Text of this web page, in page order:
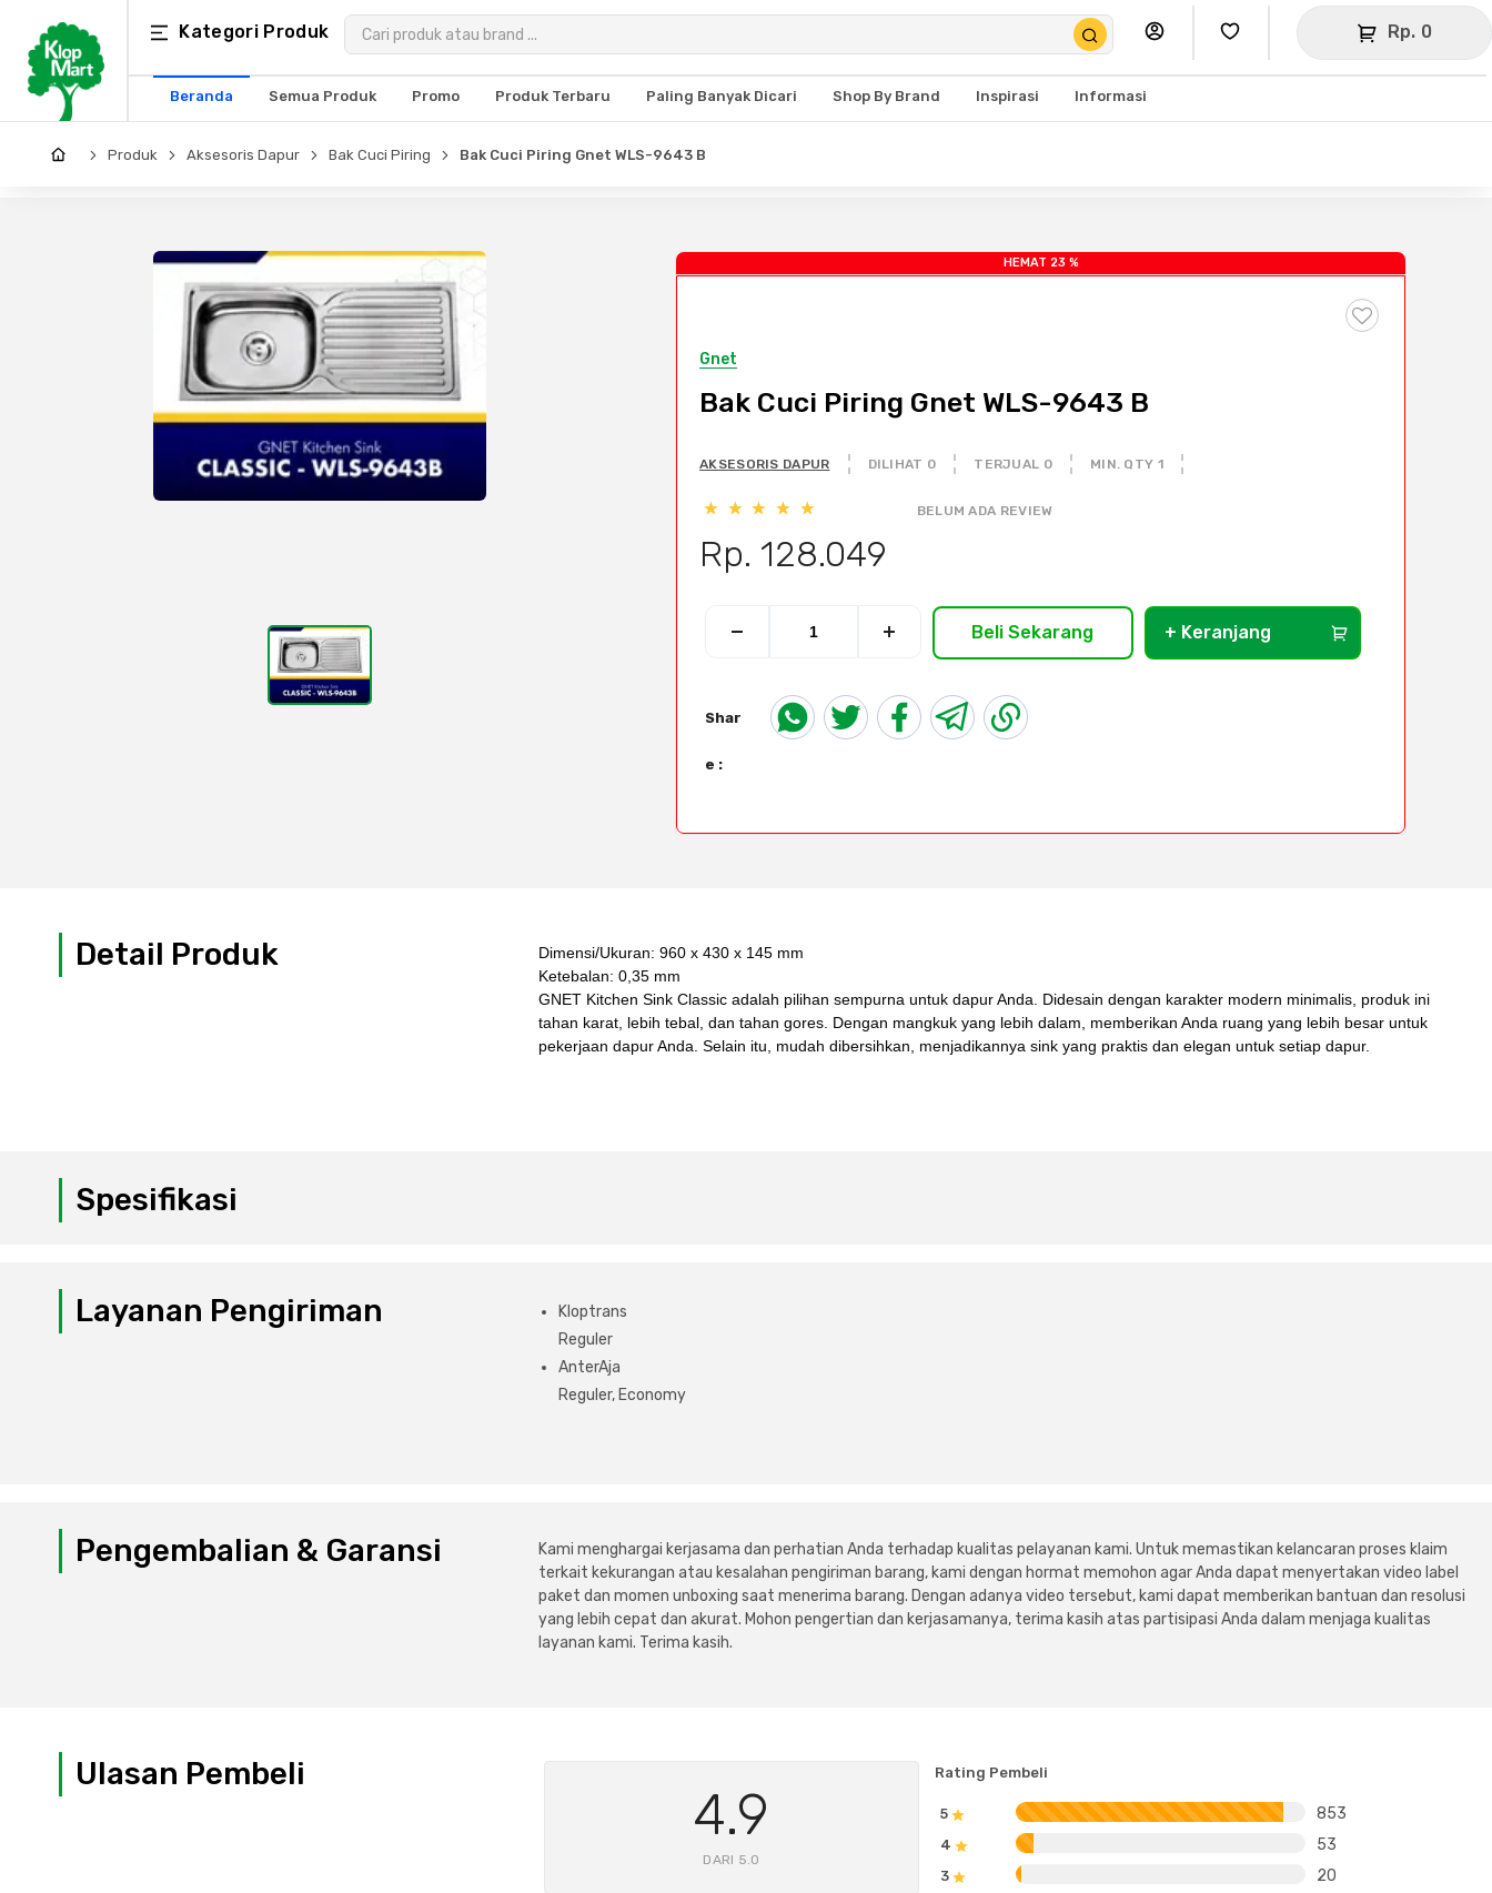
Kategori Produk Rp. 0
Beranda Semua Produk Promo Produk Terbaru Paling Banyak Dicari Shop By Brand Inspirasi Informasi
Kategori
Produk
Arsitektur
Produk Aksesoris Dapur Bak Cuci Piring Bak Cuci Piring Gnet WLS-9643 B
HEMAT 23 %
Gnet
Bak Cuci Piring Gnet WLS-9643 B
AKSESORIS DAPUR DILIHAT 0 TERJUAL 0 MIN. QTY 1
BELUM ADA REVIEW
Rp. 128.049
Beli Sekarang + Keranjang
Shar
e :
Detail Produk
Dimensi/Ukuran: 960 x 430 x 145 mm
Ketebalan: 0,35 mm
GNET Kitchen Sink Classic adalah pilihan sempurna untuk dapur Anda. Didesain dengan karakter modern minimalis, produk ini
tahan karat, lebih tebal, dan tahan gores. Dengan mangkuk yang lebih dalam, memberikan Anda ruang yang lebih besar untuk
pekerjaan dapur Anda. Selain itu, mudah dibersihkan, menjadikannya sink yang praktis dan elegan untuk setiap dapur.
Spesifikasi
Layanan Pengiriman
Kloptrans
Reguler
AnterAja
Reguler, Economy
Pengembalian & Garansi
Kami menghargai kerjasama dan perhatian Anda terhadap kualitas pelayanan kami. Untuk memastikan kelancaran proses klaim
terkait kekurangan atau kesalahan pengiriman barang, kami dengan hormat memohon agar Anda dapat menyertakan video label
paket dan momen unboxing saat menerima barang. Dengan adanya video tersebut, kami dapat memberikan bantuan dan resolusi
yang lebih cepat dan akurat. Mohon pengertian dan kerjasamanya, terima kasih atas partisipasi Anda dalam menjaga kualitas
layanan kami. Terima kasih.
Ulasan Pembeli
4.9
DARI 5.0
Rating Pembeli
5 853
4 53
3 20